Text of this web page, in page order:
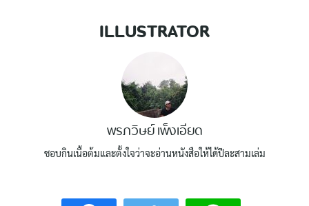
ILLUSTRATOR
พรภวิษย์ เพ็งเอียด
ชอบกินเนื้อต้มและตั้งใจว่าจะอ่านหนังสือให้ได้ปีละสามเล่ม